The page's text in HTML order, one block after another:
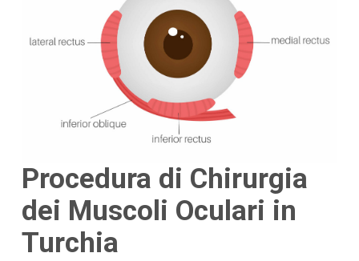
Procedura di Chirurgia
dei Muscoli Oculari in
Turchia